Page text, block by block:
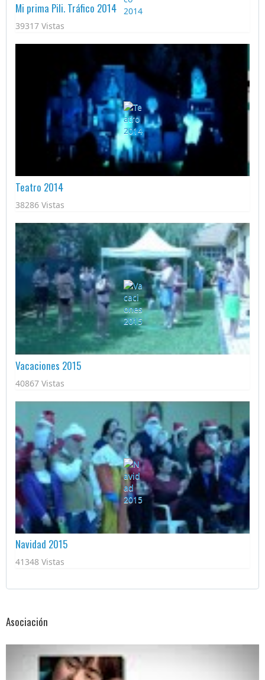
Mi prima Pili. Tráfico 2014
39317 Vistas
Teatro 2014
38286 Vistas
Vacaciones 2015
40867 Vistas
Navidad 2015
41348 Vistas
Asociación